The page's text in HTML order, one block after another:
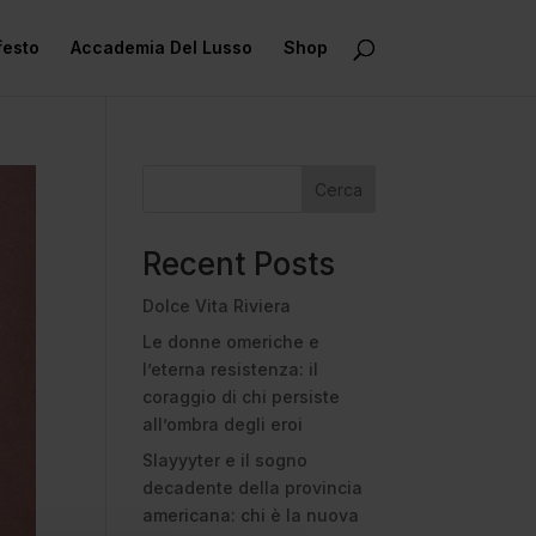
Accademia Del Lusso Shop
Cerca
Recent Posts
Dolce Vita Riviera
Le donne omeriche e
l’eterna resistenza: il
coraggio di chi persiste
all’ombra degli eroi
Slayyyter e il sogno
decadente della provincia
americana: chi è la nuova